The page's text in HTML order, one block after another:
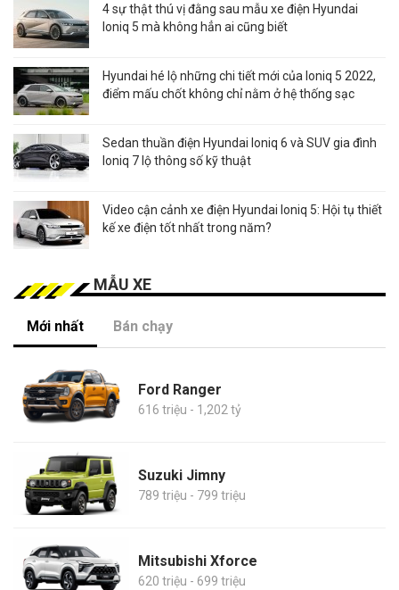
4 sự thật thú vị đằng sau mẫu xe điện Hyundai
Ioniq 5 mà không hẳn ai cũng biết
Hyundai hé lộ những chi tiết mới của Ioniq 5 2022,
điểm mấu chốt không chỉ nằm ở hệ thống sạc
Sedan thuần điện Hyundai Ioniq 6 và SUV gia đình
Ioniq 7 lộ thông số kỹ thuật
Video cận cảnh xe điện Hyundai Ioniq 5: Hội tụ thiết
kế xe điện tốt nhất trong năm?
MẪU XE
Mới nhất Bán chạy
Ford Ranger
616 triệu - 1,202 tỷ
Suzuki Jimny
789 triệu - 799 triệu
Mitsubishi Xforce
620 triệu - 699 triệu